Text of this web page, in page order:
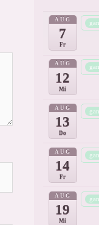
AUG
7
Fr
AUG
12
Mi
AUG
13
Do
AUG
14
Fr
AUG
19
Mi